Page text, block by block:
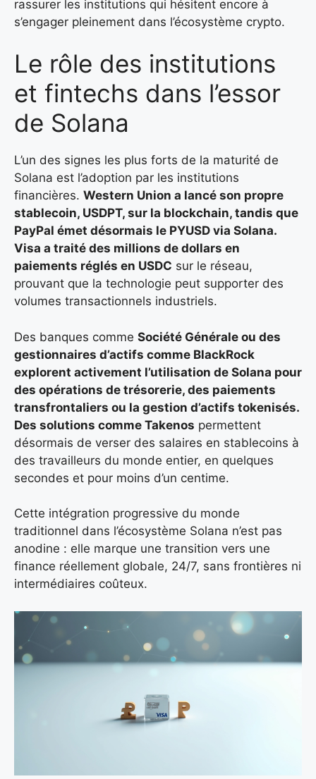
rassurer les institutions qui hésitent encore à
s’engager pleinement dans l’écosystème crypto.
Le rôle des institutions
et fintechs dans l’essor
de Solana
L’un des signes les plus forts de la maturité de
Solana est l’adoption par les institutions
financières. Western Union a lancé son propre
stablecoin, USDPT, sur la blockchain, tandis que
PayPal émet désormais le PYUSD via Solana.
Visa a traité des millions de dollars en
paiements réglés en USDC sur le réseau,
prouvant que la technologie peut supporter des
volumes transactionnels industriels.
Des banques comme Société Générale ou des
gestionnaires d’actifs comme BlackRock
explorent activement l’utilisation de Solana pour
des opérations de trésorerie, des paiements
transfrontaliers ou la gestion d’actifs tokenisés.
Des solutions comme Takenos permettent
désormais de verser des salaires en stablecoins à
des travailleurs du monde entier, en quelques
secondes et pour moins d’un centime.
Cette intégration progressive du monde
traditionnel dans l’écosystème Solana n’est pas
anodine : elle marque une transition vers une
finance réellement globale, 24/7, sans frontières ni
intermédiaires coûteux.